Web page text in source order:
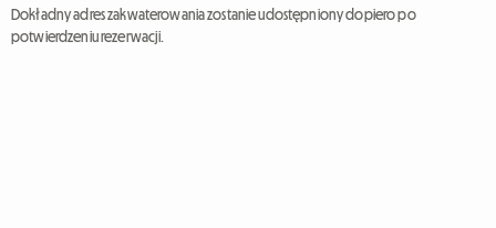
Dokładny adres zakwaterowania zostanie udostępniony dopiero po
potwierdzeniu rezerwacji.